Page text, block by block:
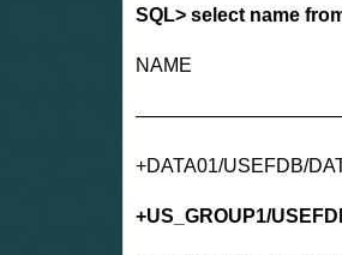
SQL> select name
NAME
+DATA01/USEFDB/
+US_GROUP1/